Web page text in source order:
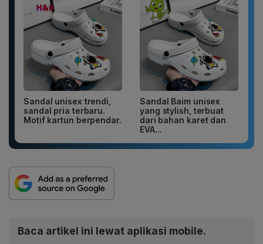
Sandal unisex trendi,
sandal pria terbaru.
Motif kartun berpendar.
Sandal Baim unisex
yang stylish, terbuat
dari bahan karet dan
EVA...
Baca artikel ini lewat aplikasi mobile.